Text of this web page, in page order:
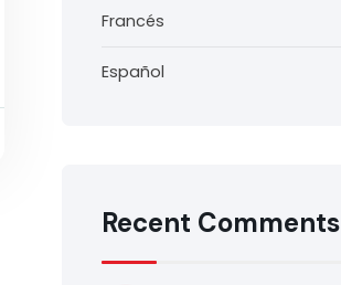
Francés
Español
Recent Comments